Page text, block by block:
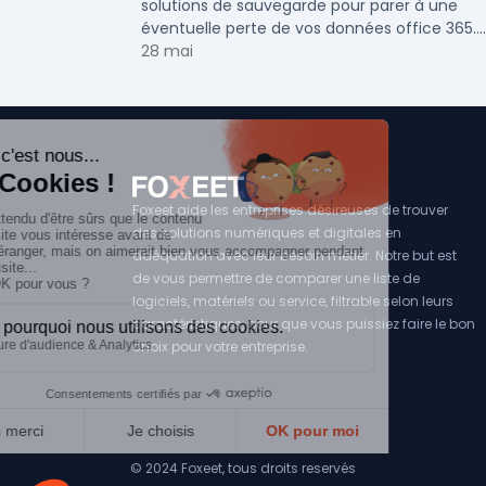
solutions de sauvegarde pour parer à une
éventuelle perte de vos données office 365.
Voici notre ...
28 mai
Foxeet aide les entreprises désireuses de trouver
des solutions numériques et digitales en
adéquation avec leur besoin métier. Notre but est
de vous permettre de comparer une liste de
logiciels, matériels ou service, filtrable selon leurs
caractéristiques, pour que vous puissiez faire le bon
choix pour votre entreprise.
© 2024 Foxeet, tous droits reservés